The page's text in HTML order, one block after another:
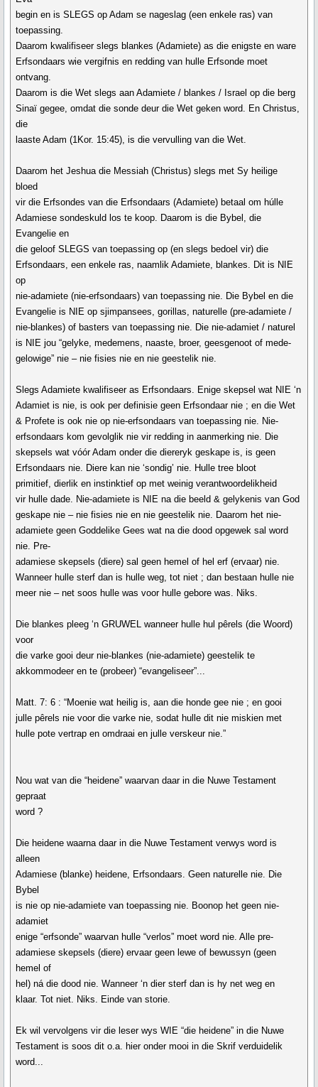
begin en is SLEGS op Adam se nageslag (een enkele ras) van
toepassing.
Daarom kwalifiseer slegs blankes (Adamiete) as die enigste en ware
Erfsondaars wie vergifnis en redding van hulle Erfsonde moet
ontvang.
Daarom is die Wet slegs aan Adamiete / blankes / Israel op die berg
Sinaï gegee, omdat die sonde deur die Wet geken word. En Christus,
die
laaste Adam (1Kor. 15:45), is die vervulling van die Wet.
Daarom het Jeshua die Messiah (Christus) slegs met Sy heilige
bloed
vir die Erfsondes van die Erfsondaars (Adamiete) betaal om húlle
Adamiese sondeskuld los te koop. Daarom is die Bybel, die
Evangelie en
die geloof SLEGS van toepassing op (en slegs bedoel vir) die
Erfsondaars, een enkele ras, naamlik Adamiete, blankes. Dit is NIE
op
nie-adamiete (nie-erfsondaars) van toepassing nie. Die Bybel en die
Evangelie is NIE op sjimpansees, gorillas, naturelle (pre-adamiete /
nie-blankes) of basters van toepassing nie. Die nie-adamiet / naturel
is NIE jou “gelyke, medemens, naaste, broer, geesgenoot of mede-
gelowige” nie – nie fisies nie en nie geestelik nie.
Slegs Adamiete kwalifiseer as Erfsondaars. Enige skepsel wat NIE ‘n
Adamiet is nie, is ook per definisie geen Erfsondaar nie ; en die Wet
& Profete is ook nie op nie-erfsondaars van toepassing nie. Nie-
erfsondaars kom gevolglik nie vir redding in aanmerking nie. Die
skepsels wat vóór Adam onder die diereryk geskape is, is geen
Erfsondaars nie. Diere kan nie ‘sondig’ nie. Hulle tree bloot
primitief, dierlik en instinktief op met weinig verantwoordelikheid
vir hulle dade. Nie-adamiete is NIE na die beeld & gelykenis van God
geskape nie – nie fisies nie en nie geestelik nie. Daarom het nie-
adamiete geen Goddelike Gees wat na die dood opgewek sal word
nie. Pre-
adamiese skepsels (diere) sal geen hemel of hel erf (ervaar) nie.
Wanneer hulle sterf dan is hulle weg, tot niet ; dan bestaan hulle nie
meer nie – net soos hulle was voor hulle gebore was. Niks.
Die blankes pleeg ‘n GRUWEL wanneer hulle hul pêrels (die Woord)
voor
die varke gooi deur nie-blankes (nie-adamiete) geestelik te
akkommodeer en te (probeer) “evangeliseer”...
Matt. 7: 6 : “Moenie wat heilig is, aan die honde gee nie ; en gooi
julle pêrels nie voor die varke nie, sodat hulle dit nie miskien met
hulle pote vertrap en omdraai en julle verskeur nie.”
Nou wat van die “heidene” waarvan daar in die Nuwe Testament
gepraat
word ?
Die heidene waarna daar in die Nuwe Testament verwys word is
alleen
Adamiese (blanke) heidene, Erfsondaars. Geen naturelle nie. Die
Bybel
is nie op nie-adamiete van toepassing nie. Boonop het geen nie-
adamiet
enige “erfsonde” waarvan hulle “verlos” moet word nie. Alle pre-
adamiese skepsels (diere) ervaar geen lewe of bewussyn (geen
hemel of
hel) ná die dood nie. Wanneer ‘n dier sterf dan is hy net weg en
klaar. Tot niet. Niks. Einde van storie.
Ek wil vervolgens vir die leser wys WIE “die heidene” in die Nuwe
Testament is soos dit o.a. hier onder mooi in die Skrif verduidelik
word...